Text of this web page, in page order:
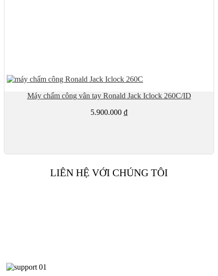
Máy chấm công vân tay Ronald Jack Iclock 260C/ID
5.900.000 ₫
LIÊN HỆ VỚI CHÚNG TÔI